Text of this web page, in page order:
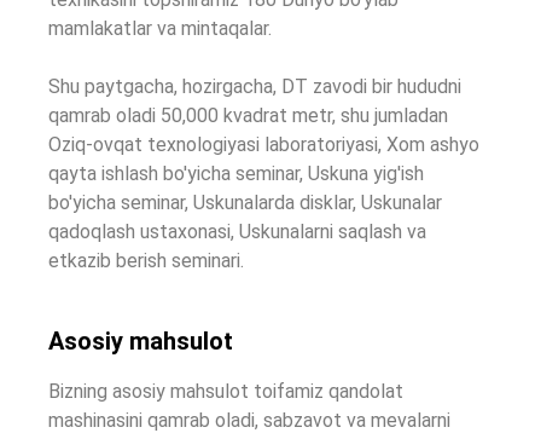
mamlakatlar va mintaqalar.
Shu paytgacha, hozirgacha, DT zavodi bir hududni
qamrab oladi 50,000 kvadrat metr, shu jumladan
Oziq-ovqat texnologiyasi laboratoriyasi, Xom ashyo
qayta ishlash bo'yicha seminar, Uskuna yig'ish
bo'yicha seminar, Uskunalarda disklar, Uskunalar
qadoqlash ustaxonasi, Uskunalarni saqlash va
etkazib berish seminari.
Asosiy mahsulot
Bizning asosiy mahsulot toifamiz qandolat
mashinasini qamrab oladi, sabzavot va mevalarni